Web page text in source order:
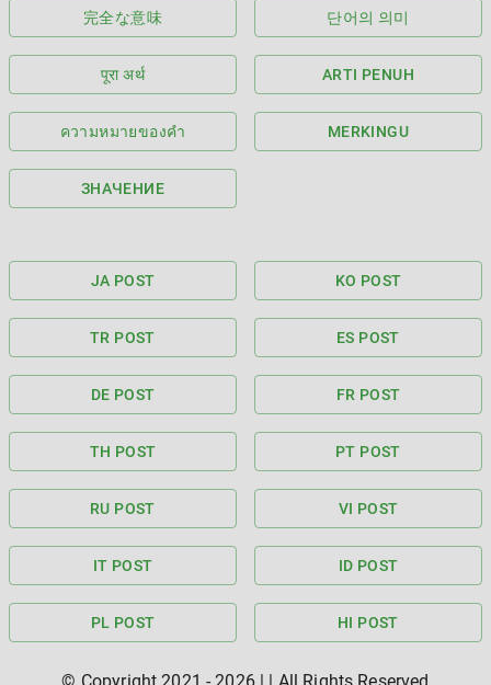
完全な意味 단어의 의미
पूरा अर्थ ARTI PENUH
ความหมายของคำ MERKINGU
ЗНАЧЕНИЕ
JA POST KO POST
TR POST ES POST
DE POST FR POST
TH POST PT POST
RU POST VI POST
IT POST ID POST
PL POST HI POST